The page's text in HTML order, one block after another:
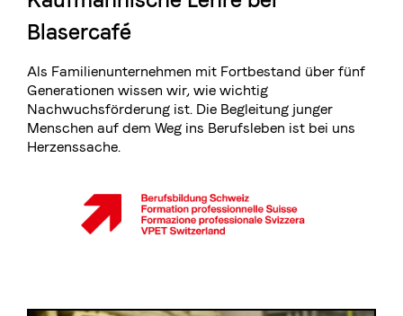
Mittlere- und Grossunternehmen
Gastronomie
Kaffee & Maschinen
Kontaktiere uns
Mietmaterial
Individuelle Lösungen
Private Label
Kurslokal
Anmelden
Blasercafé
Als Familienunternehmen mit Fortbestand über fünf
Generationen wissen wir, wie wichtig
Nachwuchsförderung ist. Die Begleitung junger
Menschen auf dem Weg ins Berufsleben ist bei uns
Herzenssache.